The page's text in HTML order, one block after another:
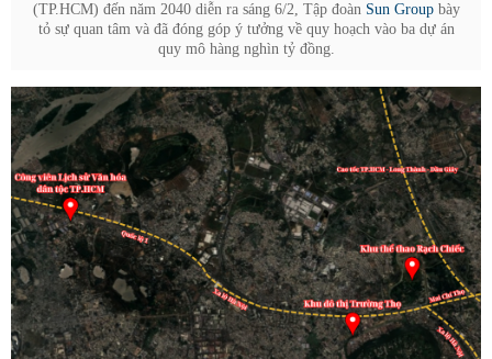
(TP.HCM) đến năm 2040 diễn ra sáng 6/2, Tập đoànSun Groupbày
tỏ sự quan tâm và đã đóng góp ý tưởng về quy hoạch vào ba dự án
quy mô hàng nghìn tỷ đồng.